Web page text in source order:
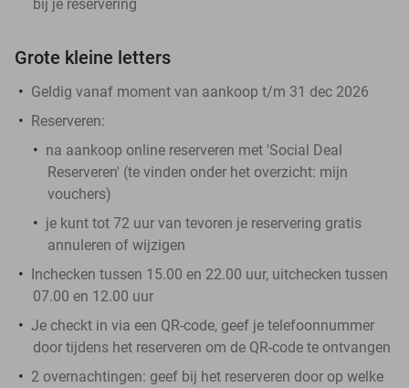
bij je reservering
Grote kleine letters
Geldig vanaf moment van aankoop t/m 31 dec 2026
Reserveren:
na aankoop online reserveren met 'Social Deal
Reserveren' (te vinden onder het overzicht: mijn
vouchers)
je kunt tot 72 uur van tevoren je reservering gratis
annuleren of wijzigen
Inchecken tussen 15.00 en 22.00 uur, uitchecken tussen
07.00 en 12.00 uur
Je checkt in via een QR-code, geef je telefoonnummer
door tijdens het reserveren om de QR-code te ontvangen
2 overnachtingen: geef bij het reserveren door op welke